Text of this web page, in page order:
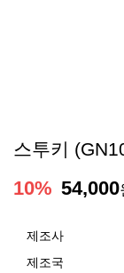
스투키
10% 54,000
제조사
제조국